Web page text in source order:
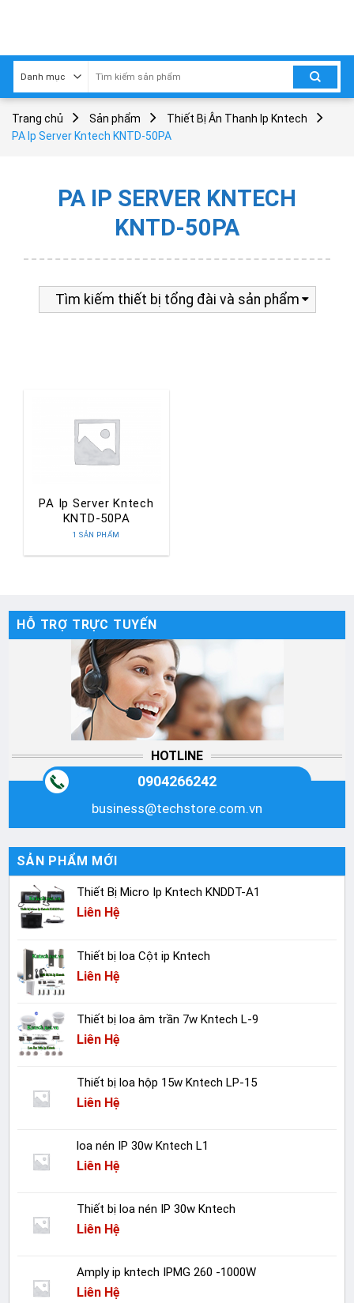
Trang chủ Sản phẩm
Thiết Bị Ân Thanh Ip Kntech
PA Ip Server Kntech KNTD-50PA
HỖ TRỢ TRỰC TUYẾN
HOTLINE
0904266242
business@techstore.com.vn
SẢN PHẨM MỚI
Thiết Bị Micro Ip Kntech KNDDT-A1
Liên Hệ
Thiết bị loa Cột ip Kntech
Liên Hệ
Thiết bị loa âm trần 7w Kntech L-9
Liên Hệ
Thiết bị loa hộp 15w Kntech LP-15
Liên Hệ
loa nén IP 30w Kntech L1
Liên Hệ
Thiết bị loa nén IP 30w Kntech
Liên Hệ
Amply ip kntech IPMG 260 -1000W
Liên Hệ
PA IP SERVER KNTECH
KNTD-50PA
Tìm kiếm thiết bị tổng đài và sản phẩm
PA Ip Server Kntech
KNTD-50PA
1 SẢN PHẨM